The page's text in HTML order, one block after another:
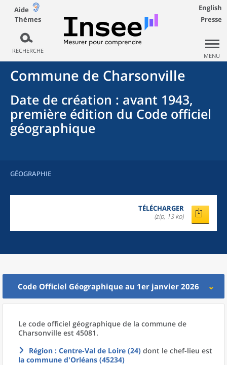
Aide
Thèmes
RECHERCHE
English
Presse
MENU
Commune de Charsonville
Date de création : avant 1943,
première édition du Code officiel
géographique
GÉOGRAPHIE
TÉLÉCHARGER
(zip, 13 ko)
Code Officiel Géographique au 1er janvier 2026
Le code officiel géographique de la commune de
Charsonville est 45081.
Région : Centre-Val de Loire (24) dont le chef-lieu est
la commune d'Orléans (45234)